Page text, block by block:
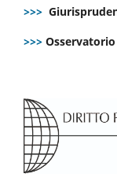
>>>
>>>